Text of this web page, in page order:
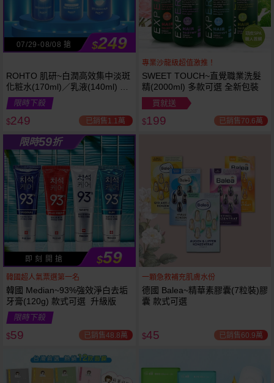
越多越
便宜
07/29-08/08 搶 $249
ROHTO 肌研~白潤高效集中淡斑
化粧水(170ml)／乳液(140ml) 款
式可選
限時下殺
$249 已銷售1.1萬
專業沙龍級超值激推！
SWEET TOUCH~直覺職業洗髮
精(2000ml) 多款可選 全新包裝
買就送
$199 已銷售70.6萬
限時59折
即 刻 開 搶 $59
韓國超人氣票選第一名
韓國 Median~93%強效淨白去垢
牙膏(120g) 款式可選 升級版
限時下殺
$59 已銷售48.8萬
一顆急救補充肌膚水份
德國 Balea~精華素膠囊(7粒裝)膠
囊 款式可選
$45 已銷售60.9萬